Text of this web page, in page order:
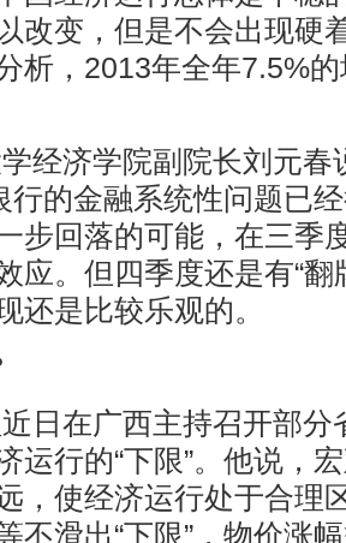
改变，但是不会出现硬
析，2013年全年7.5%
经济学院副院长刘元春
行的金融系统性问题已
步回落的可能，在三季
应。但四季度还是有“翻
还是比较乐观的。
日在广西主持召开部分
运行的“下限”。他说，
，使经济运行处于合理
不滑出“下限”，物价涨